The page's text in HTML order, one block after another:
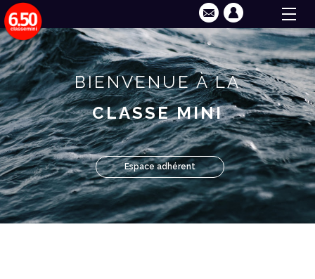
BIENVENUE À LA
CLASSE MINI
Espace adhérent